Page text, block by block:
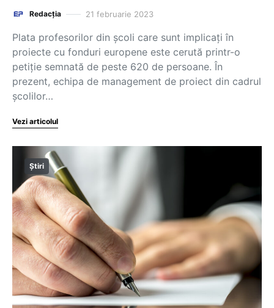
Redacția 21 februarie 2023
Plata profesorilor din școli care sunt implicați în
proiecte cu fonduri europene este cerută printr-o
petiție semnată de peste 620 de persoane. În
prezent, echipa de management de proiect din cadrul
școlilor…
Vezi articolul
Știri